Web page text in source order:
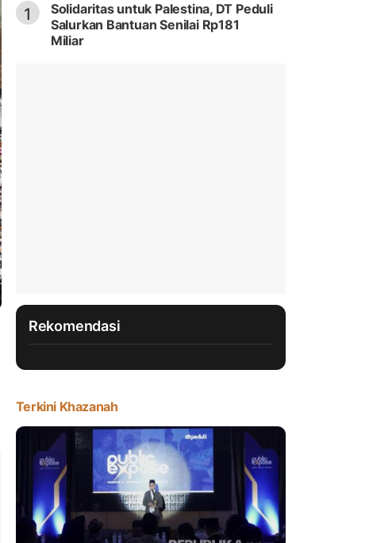
1
Solidaritas untuk Palestina, DT Peduli
Salurkan Bantuan Senilai Rp181
Miliar
Rekomendasi
Terkini Khazanah